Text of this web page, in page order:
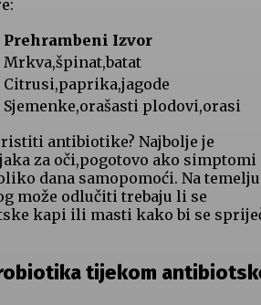
Prehrambeni Izvor
Mrkva,špinat,batat
Citrusi,paprika,jagode
Sjemenke,orašasti plodovi,orasi
antibiotike? Najbolje je
za oči,pogotovo ako simptomi
dana samopomoći. Na‌ temelju
može ‍odlučiti trebaju li se
kapi ili masti kako bi ‍se‌
tijekom